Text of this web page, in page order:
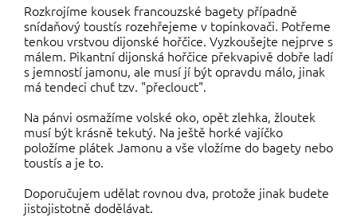
Rozkrojíme kousek francouzské bagety případně
snídaňový toustís rozehřejeme v topinkovači. Potřeme
tenkou vrstvou dijonské hořčice. Vyzkoušejte nejprve s
málem. Pikantní dijonská hořčice překvapivě dobře ladí
s jemností jamonu, ale musí jí být opravdu málo, jinak
má tendeci chuť tzv. "přeclouct".
Na pánvi osmažíme volské oko, opět zlehka, žloutek
musí být krásně tekutý. Na ještě horké vajíčko
položíme plátek Jamonu a vše vložíme do bagety nebo
toustís a je to.
Doporučujem udělat rovnou dva, protože jinak budete
jistojistotně dodělávat.